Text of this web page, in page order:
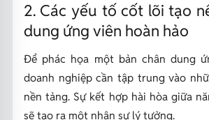
2. Các yếu tố cốt lõi tạo
dung ứng viên hoàn hảo
Để phác họa một bản chân dung
doanh nghiệp cần tập trung vào
nền tảng. Sự kết hợp hài hòa giữa
sẽ tạo ra một nhân sự lý tưởng.